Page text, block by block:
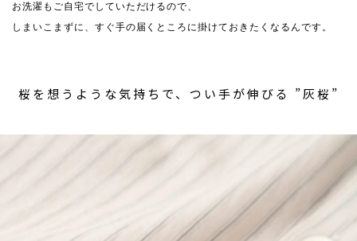
お洗濯もご自宅でしていただけるので、
しまいこまずに、すぐ手の届くところに掛けておきたくなるんです。
桜を想うような気持ちで、つい手が伸びる ”灰桜”